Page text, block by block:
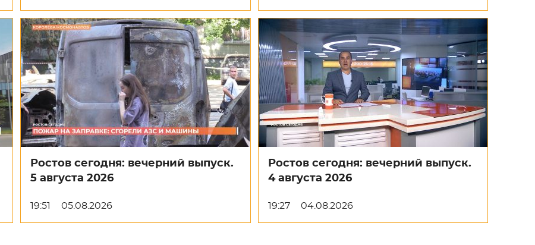
Ростов сегодня: вечерний выпуск.
5 августа 2026
19:51 05.08.2026
Ростов сегодня: вечерний выпуск.
4 августа 2026
19:27 04.08.2026